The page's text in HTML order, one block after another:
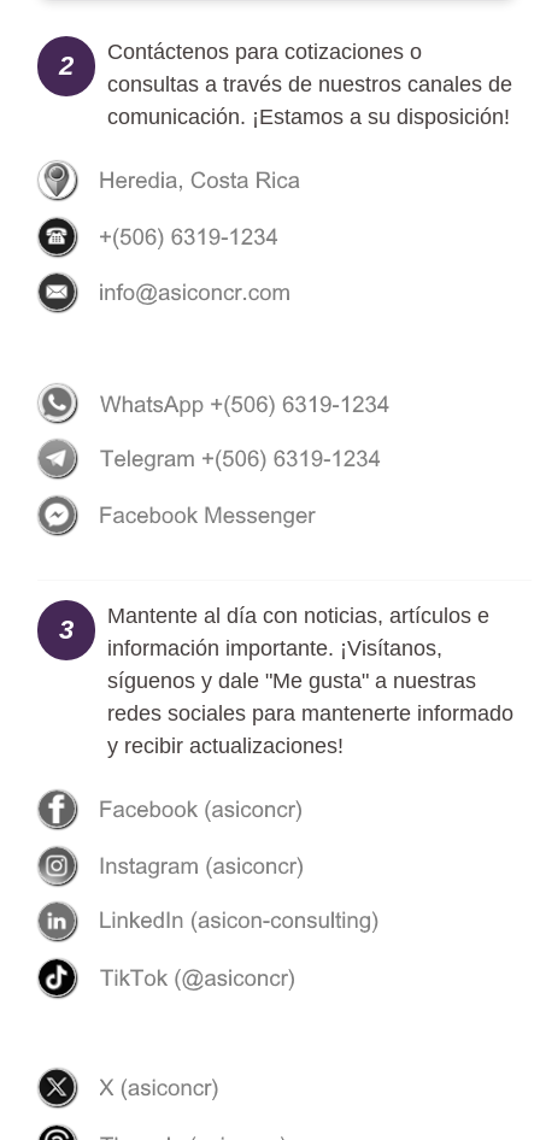
2
Contáctenos para cotizaciones o
consultas a través de nuestros canales de
comunicación. ¡Estamos a su disposición!
3
Mantente al día con noticias, artículos e
información importante. ¡Visítanos,
síguenos y dale "Me gusta" a nuestras
redes sociales para mantenerte informado
y recibir actualizaciones!